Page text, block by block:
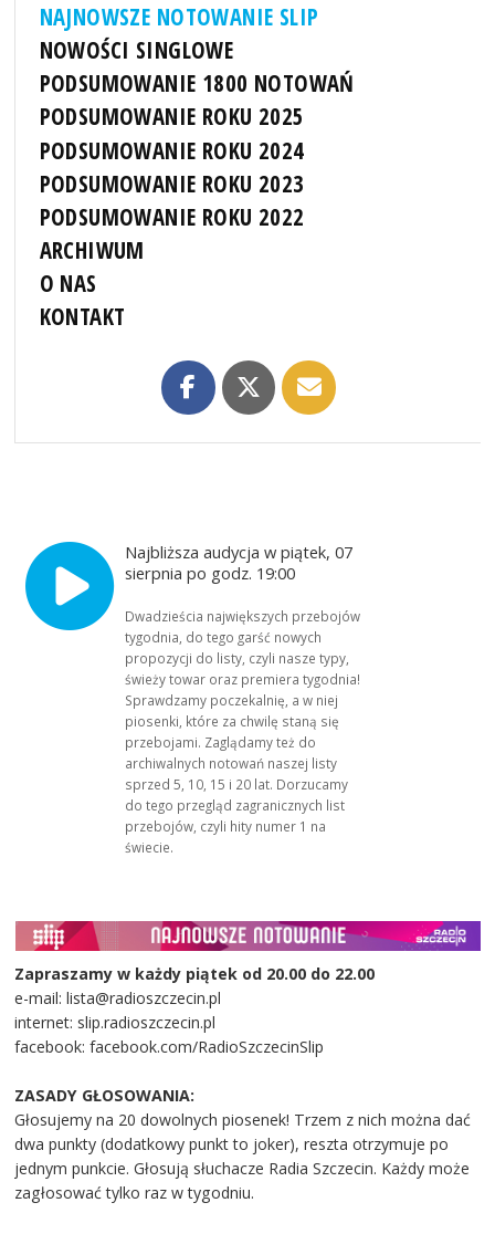
NAJNOWSZE NOTOWANIE SLIP
NOWOŚCI SINGLOWE
PODSUMOWANIE 1800 NOTOWAŃ
PODSUMOWANIE ROKU 2025
PODSUMOWANIE ROKU 2024
PODSUMOWANIE ROKU 2023
PODSUMOWANIE ROKU 2022
ARCHIWUM
O NAS
KONTAKT
Najbliższa audycja w piątek, 07
sierpnia po godz. 19:00
Dwadzieścia największych przebojów
tygodnia, do tego garść nowych
propozycji do listy, czyli nasze typy,
świeży towar oraz premiera tygodnia!
Sprawdzamy poczekalnię, a w niej
piosenki, które za chwilę staną się
przebojami. Zaglądamy też do
archiwalnych notowań naszej listy
sprzed 5, 10, 15 i 20 lat. Dorzucamy
do tego przegląd zagranicznych list
przebojów, czyli hity numer 1 na
świecie.
Zapraszamy w każdy piątek od 20.00 do 22.00
e-mail: lista@radioszczecin.pl
internet: slip.radioszczecin.pl
facebook: facebook.com/RadioSzczecinSlip
ZASADY GŁOSOWANIA:
Głosujemy na 20 dowolnych piosenek! Trzem z nich można dać
dwa punkty (dodatkowy punkt to joker), reszta otrzymuje po
jednym punkcie. Głosują słuchacze Radia Szczecin. Każdy może
zagłosować tylko raz w tygodniu.